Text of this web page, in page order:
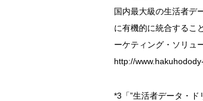
国内最大級の生活者デ
に有機的に統合するこ
ーケティング・ソリュ
http://
*3「”生活者データ・ド